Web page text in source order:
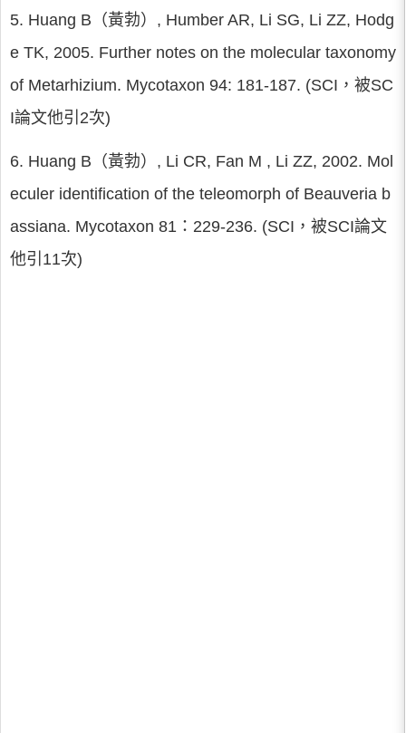
5. Huang B（黃勃）, Humber AR, Li SG, Li ZZ, Hodg
e TK, 2005. Further notes on the molecular taxonomy
of Metarhizium. Mycotaxon 94: 181-187. (SCI，被SC
I論文他引2次)
6. Huang B（黃勃）, Li CR, Fan M , Li ZZ, 2002. Mol
eculer identification of the teleomorph of Beauveria b
assiana. Mycotaxon 81：229-236. (SCI，被SCI論文
他引11次)